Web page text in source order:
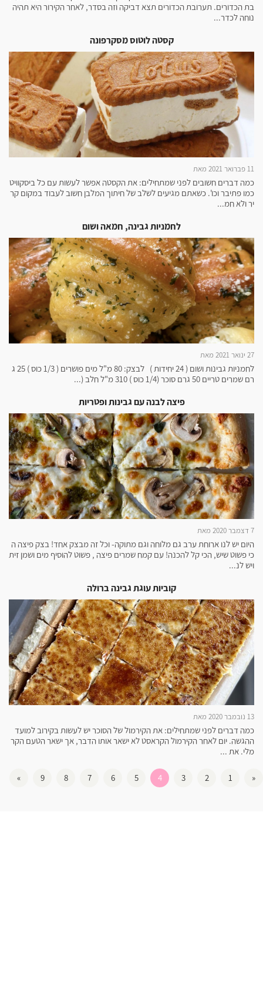
בת הכדורים. תערובת הכדורים תצא דביקה וזה בסדר, לאחר הקירור היא תהיה
נוחה לכדר...
קסטה לוטוס מסקרפונה
11 פברואר 2021 מאת
כמה דברים חשובים לפני שמתחילים: את הקסטה אפשר לעשות עם כל ביסקוויט
כמו פתיבר וכו'. כשאתם מגיעים לשלב של חיתוך המלבן חשוב לעבוד במקום קר
יר ולא חמ...
לחמניות גבינה, חמאה ושום
27 ינואר 2021 מאת
לחמניות גבינות ושום ( 24 יחידות ) לבצק: 80 מ"ל מים פושרים ( 1/3 כוס ) 25 ג
רם שמרים טריים 50 גרם סוכר (1/4 כוס ) 310 מ"ל חלב (...
פיצה לבנה עם גבינות ופטריות
7 דצמבר 2020 מאת
היום יש לנו ארוחת ערב גם מלוחה וגם מתוקה- וכל זה מבצק אחד! בצק פיצה ה
כי פשוט שיש, הכי קל להכנה! עם קמח שמרים פיצה , פשוט להוסיף מים ושמן זית
ויש לנ...
קוביות עוגת גבינה ברולה
13 נובמבר 2020 מאת
כמה דברים לפני שמתחילים: את הקירמול של הסוכר יש לעשות בקירוב למועד
ההגשה. יום לאחר הקירמול הקראסט לא ישאר אותו הדבר, אך ישאר הטעם הקר
מלי. את ...
«
1
2
3
4
5
6
7
8
9
»